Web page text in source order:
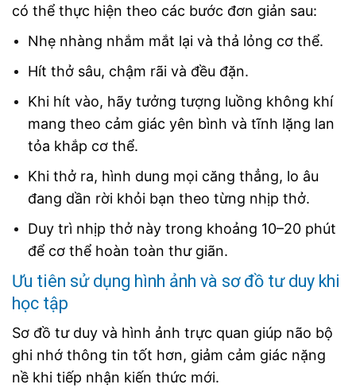
có thể thực hiện theo các bước đơn giản sau:
Nhẹ nhàng nhắm mắt lại và thả lỏng cơ thể.
Hít thở sâu, chậm rãi và đều đặn.
Khi hít vào, hãy tưởng tượng luồng không khí
mang theo cảm giác yên bình và tĩnh lặng lan
tỏa khắp cơ thể.
Khi thở ra, hình dung mọi căng thẳng, lo âu
đang dần rời khỏi bạn theo từng nhịp thở.
Duy trì nhịp thở này trong khoảng 10–20 phút
để cơ thể hoàn toàn thư giãn.
Ưu tiên sử dụng hình ảnh và sơ đồ tư duy khi
học tập
Sơ đồ tư duy và hình ảnh trực quan giúp não bộ
ghi nhớ thông tin tốt hơn, giảm cảm giác nặng
nề khi tiếp nhận kiến thức mới.